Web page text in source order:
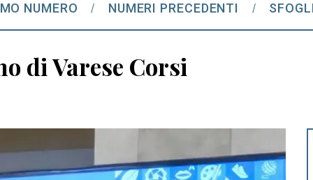
NUMERO NUMERI PRECEDENTI
di Varese Corsi